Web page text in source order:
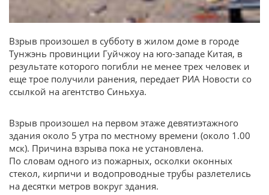
Взрыв произошел в субботу в жилом доме в городе
Тунжэнь провинции Гуйчжоу на юго-западе Китая, в
результате которого погибли не менее трех человек и
еще трое получили ранения, передает РИА Новости со
ссылкой на агентство Синьхуа.
Взрыв произошел на первом этаже девятиэтажного
здания около 5 утра по местному времени (около 1.00
мск). Причина взрыва пока не установлена.
По словам одного из пожарных, осколки оконных
стекол, кирпичи и водопроводные трубы разлетелись
на десятки метров вокруг здания.